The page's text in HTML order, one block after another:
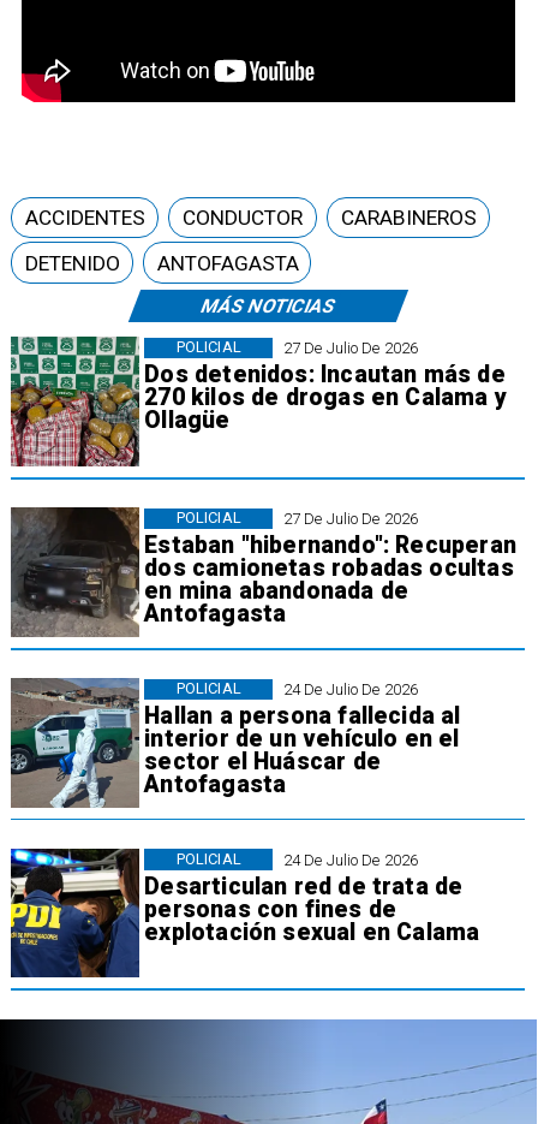
MÁS NOTICIAS
27 De Julio De 2026
Dos detenidos: Incautan más de
270 kilos de drogas en Calama y
Ollagüe
POLICIAL
27 De Julio De 2026
Estaban "hibernando": Recuperan
dos camionetas robadas ocultas
en mina abandonada de
Antofagasta
POLICIAL
24 De Julio De 2026
Hallan a persona fallecida al
interior de un vehículo en el
sector el Huáscar de
Antofagasta
POLICIAL
24 De Julio De 2026
Desarticulan red de trata de
personas con fines de
explotación sexual en Calama
POLICIAL
ACCIDENTES CONDUCTOR
CARABINEROS
DETENIDO
ANTOFAGASTA